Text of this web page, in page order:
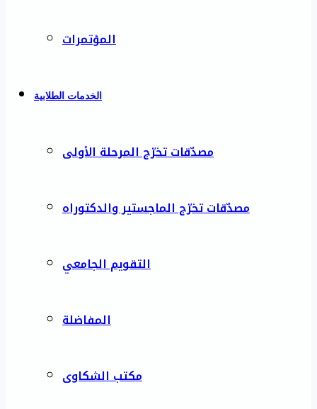
المؤتمرات
الخدمات الطلابية
مصدّقات تخرّج المرحلة الأولى
مصدّقات تخرّج الماجستير والدكتوراه
التقويم الجامعي
المفاضلة
مكتب الشكاوى